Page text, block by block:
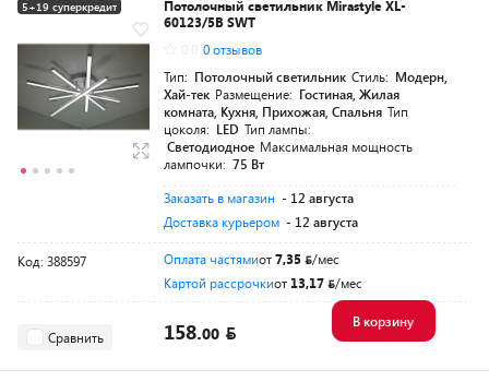
5+19 суперкредит
Потолочный светильник Mirastyle XL-
60123/5B SWT
0 отзывов
Тип: Потолочный светильник Стиль: Модерн,
Хай-тек Размещение: Гостиная, Жилая
комната, Кухня, Прихожая, Спальня Тип
цоколя: LED Тип лампы:
Светодиодное Максимальная мощность
лампочки: 75 Вт
Заказать в магазин - 12 августа
Доставка курьером - 12 августа
Код: 388597 Оплата частямиот7,35
/мес
Картой рассрочкиот 13,17 /мес
Сравнить 158.00
В корзину